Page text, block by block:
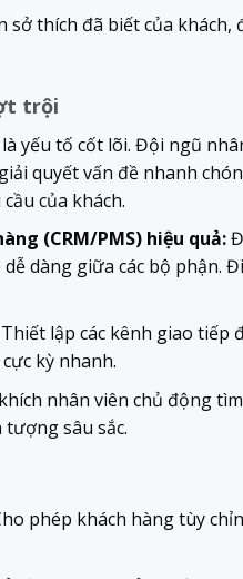
sở thích đã biết của khách,
trội
yếu tố cốt lõi. Đội ngũ
quyết vấn đề nhanh
của khách.
(CRM/PMS) hiệu quả:
dàng giữa các bộ phận.
Thiết lập các kênh giao tiếp
kỳ nhanh.
nhân viên chủ động
sâu sắc.
phép khách hàng tùy